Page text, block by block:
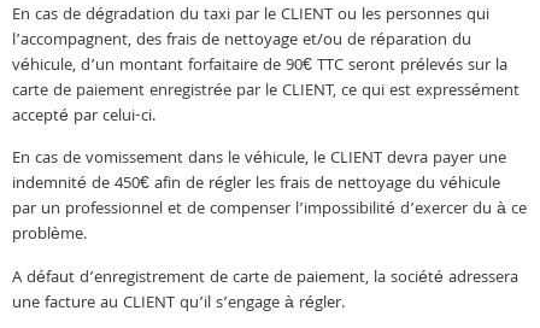
En cas de dégradation du taxi par le CLIENT ou les personnes qui
l’accompagnent, des frais de nettoyage et/ou de réparation du
véhicule, d’un montant forfaitaire de 90€ TTC seront prélevés sur la
carte de paiement enregistrée par le CLIENT, ce qui est expressément
accepté par celui-ci.
En cas de vomissement dans le véhicule, le CLIENT devra payer une
indemnité de 450€ afin de régler les frais de nettoyage du véhicule
par un professionnel et de compenser l’impossibilité d’exercer du à ce
problème.
A défaut d’enregistrement de carte de paiement, la société adressera
une facture au CLIENT qu’il s’engage à régler.